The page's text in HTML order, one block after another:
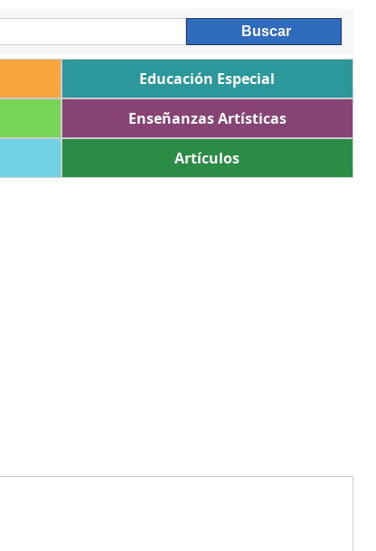
Educación Especial
Enseñanzas Artísticas
Artículos